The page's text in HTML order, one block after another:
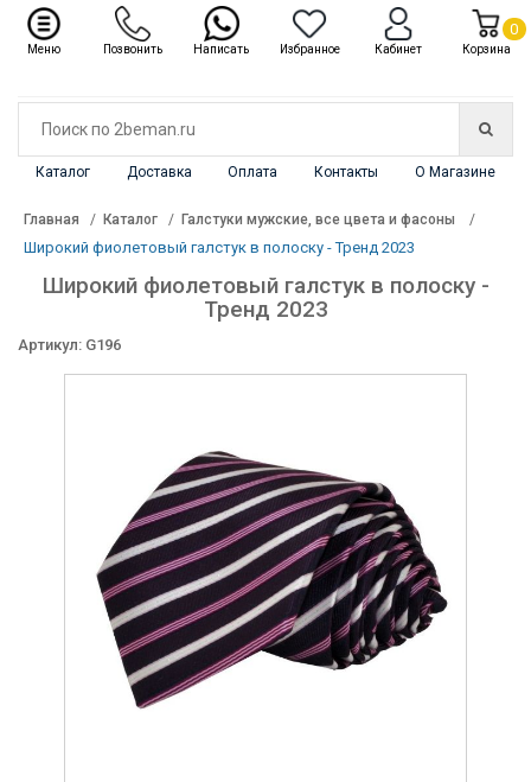
Каталог Доставка Оплата Контакты О Магазине
Каталог ✖
Главная Каталог Галстуки мужские, все цвета и фасоны
Широкий фиолетовый галстук в полоску - Тренд 2023
Широкий фиолетовый галстук в полоску -
Тренд 2023
Артикул: G196
Меню Позвонить Написать Избранное Кабинет Корзина
0